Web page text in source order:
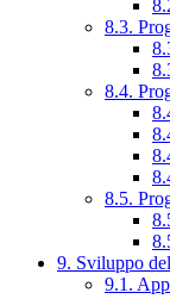
8.3.
8.4.
8.5.
9. Sviluppo
9.1.